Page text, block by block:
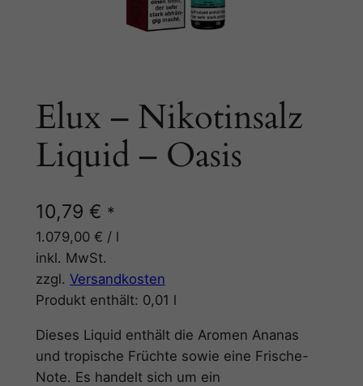
Elux – Nikotinsalz
Liquid – Oasis
10,79 € *
1.079,00 € / l
inkl. MwSt.
zzgl. Versandkosten
Produkt enthält: 0,01 l
Dieses Liquid enthält die Aromen Ananas
und tropische Früchte sowie eine Frische-
Note. Es handelt sich um ein